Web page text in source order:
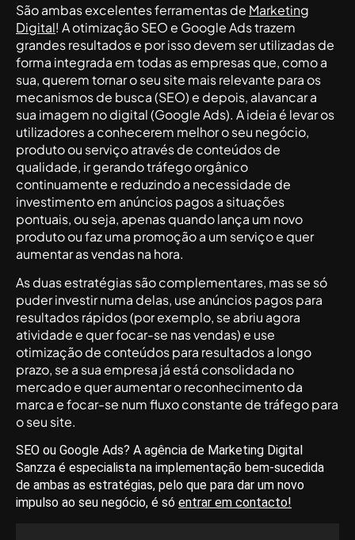
São ambas excelentes ferramentas de Marketing
Digital! A otimização SEO e Google Ads trazem
grandes resultados e por isso devem ser utilizadas de
forma integrada em todas as empresas que, como a
sua, querem tornar o seu site mais relevante para os
mecanismos de busca (SEO) e depois, alavancar a
sua imagem no digital (Google Ads). A ideia é levar os
utilizadores a conhecerem melhor o seu negócio,
produto ou serviço através de conteúdos de
qualidade, ir gerando tráfego orgânico
continuamente e reduzindo a necessidade de
investimento em anúncios pagos a situações
pontuais, ou seja, apenas quando lança um novo
produto ou faz uma promoção a um serviço e quer
aumentar as vendas na hora.
As duas estratégias são complementares, mas se só
puder investir numa delas, use anúncios pagos para
resultados rápidos (por exemplo, se abriu agora
atividade e quer focar-se nas vendas) e use
otimização de conteúdos para resultados a longo
prazo, se a sua empresa já está consolidada no
mercado e quer aumentar o reconhecimento da
marca e focar-se num fluxo constante de tráfego para
o seu site.
SEO ou Google Ads? A agência de Marketing Digital
Sanzza é especialista na implementação bem-sucedida
de ambas as estratégias, pelo que para dar um novo
impulso ao seu negócio, é só entrar em contacto!